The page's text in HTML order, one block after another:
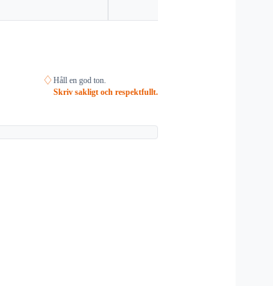
♢ Håll en god ton.
Skriv sakligt och respektfullt.